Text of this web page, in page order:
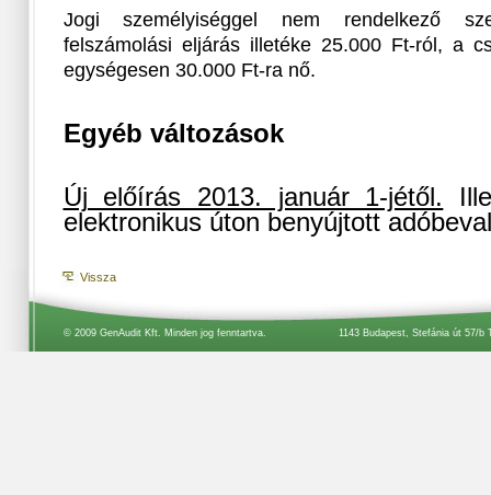
Jogi személyiséggel nem rendelkező
felszámolási eljárás illetéke 25.000 Ft-ról, a
egységesen 30.000 Ft-ra nő.
Egyéb változások
Új előírás 2013. január 1-jétől.
elektronikus úton benyújtott
Vissza
1143 Budapest, Stefánia út 57/b
© 2009 GenAudit Kft. Minden jog fenntartva.